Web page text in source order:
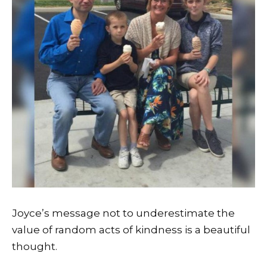
Joyce’s message not to underestimate the
value of random acts of kindness is a beautiful
thought.